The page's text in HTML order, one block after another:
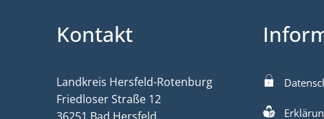
Kontakt
Landkreis Hersfeld-Rotenburg
Friedloser Straße 12